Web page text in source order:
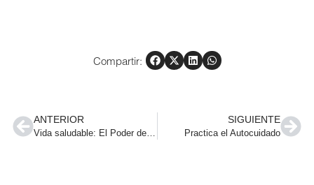
Compartir:
ANTERIOR
Vida saludable: El Poder de Elegir un Camino Integral
SIGUIENTE
Practica el Autocuidado